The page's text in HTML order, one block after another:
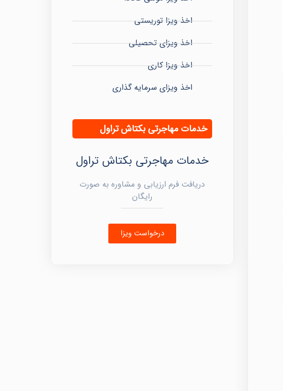
اخذ ویزا توریستی
اخذ ویزای تحصیلی
اخذ ویزا کاری
اخذ ویزای سرمایه گذاری
خدمات مهاجرتی بکتاش تراول
خدمات مهاجرتی بکتاش تراول
دریافت فرم ارزیابی و مشاوره به صورت
رایگان
درخواست ویزا